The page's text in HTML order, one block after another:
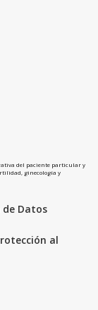
del paciente particular y
ginecología y
de Datos
al